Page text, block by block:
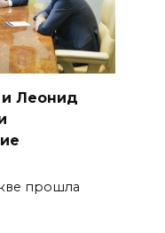
Леонид
прошла